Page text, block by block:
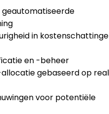
geautomatiseerde
in
en -beheer
gebaseerd op
voor potentiële